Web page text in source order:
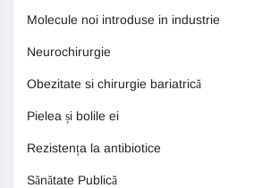
Molecule noi introduse in industrie
Neurochirurgie
Obezitate si chirurgie bariatrică
Pielea și bolile ei
Rezistența la antibiotice
Sănătate Publică